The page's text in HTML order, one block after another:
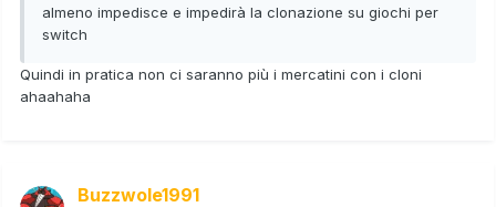
almeno impedisce e impedirà la clonazione su giochi per
switch
Quindi in pratica non ci saranno più i mercatini con i cloni
ahaahaha
Buzzwole1991